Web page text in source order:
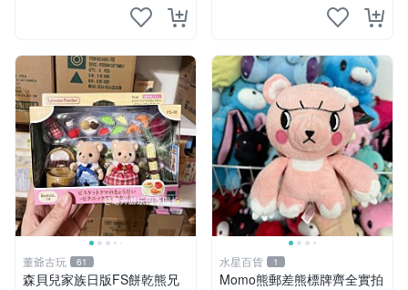
董爺古玩 61
森貝兒家族日版FS餅乾熊兄
水星百貨 1
Momo熊郵差熊標牌齊全實拍